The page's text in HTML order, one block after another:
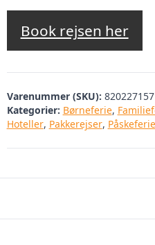
Book rejsen her
Varenummer (SKU):
Kategorier: Børneferie,
Hoteller, Pakkerejser, Påskeferie